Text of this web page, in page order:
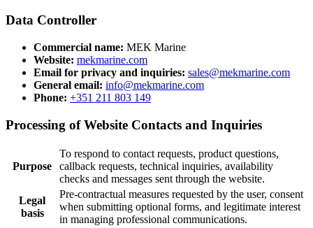
Data Controller
Commercial name: MEK Marine
Website: mekmarine.com
Email for privacy and inquiries: sales@mekmarine.com
General email: info@mekmarine.com
Phone: +351 211 803 149
Processing of Website Contacts and Inquiries
Purpose
To respond to contact requests, product questions,
callback requests, technical inquiries, availability
checks and messages sent through the website.
Legal
basis
Pre-contractual measures requested by the user, consent
when submitting optional forms, and legitimate interest
in managing professional communications.